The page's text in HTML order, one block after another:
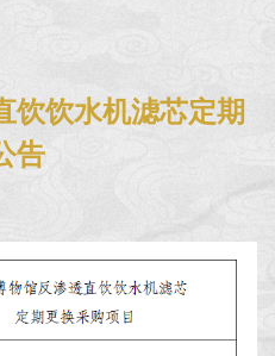
饮饮水机滤芯定期
告